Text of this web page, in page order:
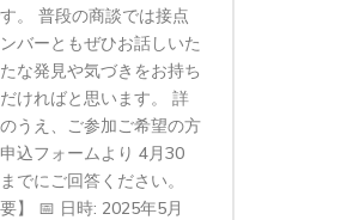
。 普段の商談では接点
バーともぜひお話しいた
な発見や気づきをお持ち
ければと思います。 詳
うえ、ご参加ご希望の方
込フォームより 4月30
でにご回答ください。
要】 📅 日時: 2025年5月